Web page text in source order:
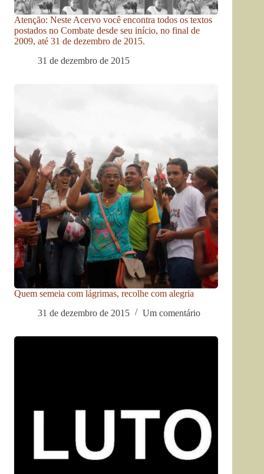
Atenção: Neste Acervo você encontra todos os textos
postados no Combate desde seu início, no final de
2009, até 31 de dezembro de 2015.
31 de dezembro de 2015
Quem semeia com lágrimas, recolhe com alegria
31 de dezembro de 2015
Um comentário